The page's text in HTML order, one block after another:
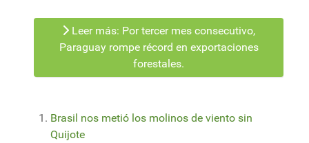
Leer más: Por tercer mes consecutivo,
Paraguay rompe récord en exportaciones
forestales.
Brasil nos metió los molinos de viento sin
Quijote